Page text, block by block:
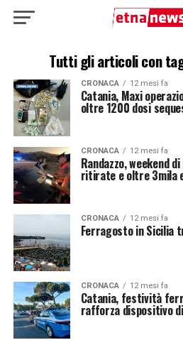
Tutti gli articoli con
CRONACA 12 mesi fa
Catania, Maxi
oltre 1200 dosi
CRONACA 12 mesi fa
Randazzo, weekend
ritirate e oltre 3mila
CRONACA 12 mesi fa
Ferragosto in Sicilia
CRONACA 12 mesi fa
Catania, festività
rafforza dispositivo